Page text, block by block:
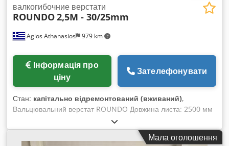
Agios Athanasios 979 km
валкогибочние верстати
ROUNDO2,5M - 30/25mm
ціну
Зателефонувати
Стан: капітально відремонтований (вживаний),
Вальцювальний верстат ROUNDO Довжина листа: 2500 мм
Товщина листа: 30/25 мм 3 вальці Вага: 19 000 кг Dkjdehx
N Ukepfx Aa Djr
Мала оголошення